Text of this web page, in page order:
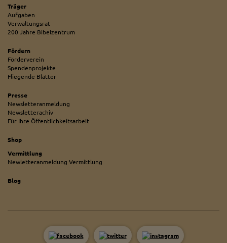
Träger
Aufgaben
Verwaltungsrat
200 Jahre Bibelzentrum
Fördern
Förderverein
Spendenprojekte
Fliegende Blätter
Presse
Newsletteranmeldung
Newsletterachiv
Für Ihre Öffentlichkeitsarbeit
Shop
Vermittlung
Newletteranmeldung Vermittlung
Blog